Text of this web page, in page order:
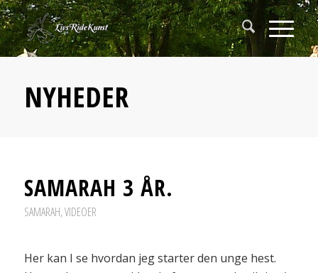
NYHEDER
SAMARAH 3 ÅR.
SAMARAH,VIDEOER
Her kan I se hvordan jeg starter den unge hest.